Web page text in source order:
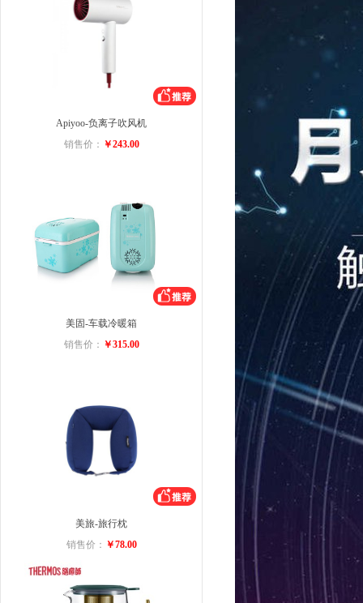
Apiyoo-负离子吹风机
销售价： ￥243.00
美固-车载冷暖箱
销售价： ￥315.00
美旅-旅行枕
销售价： ￥78.00